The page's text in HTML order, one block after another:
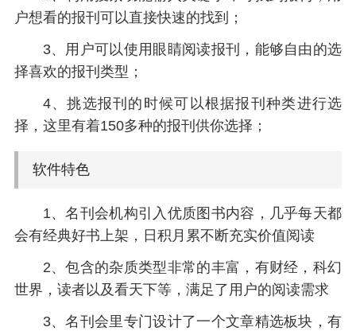
户想看的报刊可以直接快速的找到；
3、用户可以使用眼睛阅读报刊，能够自由的选
择喜欢的报刊类型；
4、挑选报刊的时候可以根据报刊种类进行选
择，这里有着150多种的报刊供你选择；
软件特色
1、名刊会机构引入优质图书内容，几乎每天都
会有经典好书上架，日积月累不断充实价值阅读
2、包含的杂质类型非常的丰富，有财经，科幻
世界，读者以及看天下等，满足了用户的阅读需求
3、名刊会里专门设计了一个文章精选板块，有